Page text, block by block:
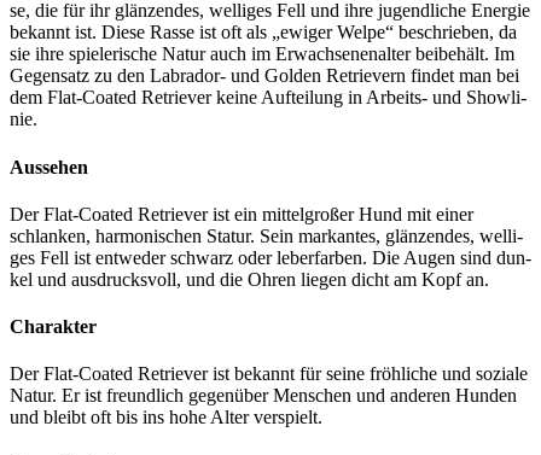
se, die für ihr glän­zen­des, wel­li­ges Fell und ihre jugend­li­che Ener­gie
bekannt ist. Die­se Ras­se ist oft als „ewi­ger Wel­pe“ beschrie­ben, da
sie ihre spie­le­ri­sche Natur auch im Erwach­se­nen­al­ter bei­be­hält. Im
Gegen­satz zu den Labra­dor- und Gol­den Retrie­vern fin­det man bei
dem Flat-Coa­ted Retrie­ver kei­ne Auf­tei­lung in Arbeits- und Show­li­
nie.
Aus­se­hen
Der Flat-Coa­ted Retrie­ver ist ein mit­tel­gro­ßer Hund mit einer
schlan­ken, har­mo­ni­schen Sta­tur. Sein mar­kan­tes, glän­zen­des, wel­li­
ges Fell ist ent­we­der schwarz oder leber­far­ben. Die Augen sind dun­
kel und aus­drucks­voll, und die Ohren lie­gen dicht am Kopf an.
Cha­rak­ter
Der Flat-Coa­ted Retrie­ver ist bekannt für sei­ne fröh­li­che und sozia­le
Natur. Er ist freund­lich gegen­über Men­schen und ande­ren Hun­den
und bleibt oft bis ins hohe Alter ver­spielt.